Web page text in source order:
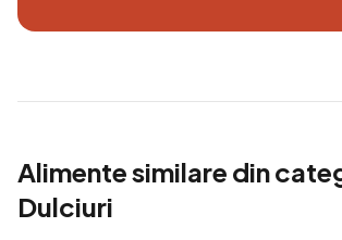
Alimente similare din
Dulciuri